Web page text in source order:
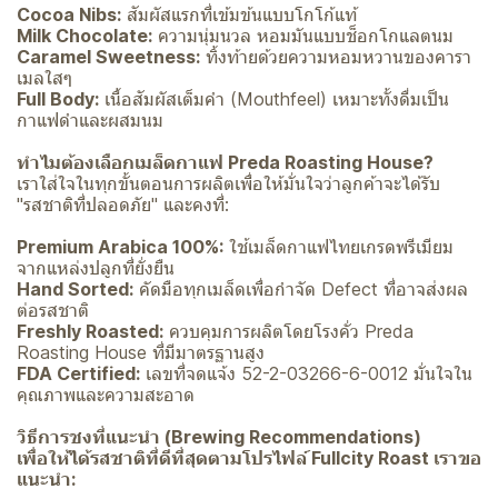
Cocoa Nibs: สัมผัสแรกที่เข้มข้นแบบโกโก้แท้
Milk Chocolate: ความนุ่มนวล หอมมันแบบช็อกโกแลตนม
Caramel Sweetness: ทิ้งท้ายด้วยความหอมหวานของคารา
เมลใสๆ
Full Body: เนื้อสัมผัสเต็มคำ (Mouthfeel) เหมาะทั้งดื่มเป็น
กาแฟดำและผสมนม
ทำไมต้องเลือกเมล็ดกาแฟ Preda Roasting House?
เราใส่ใจในทุกขั้นตอนการผลิตเพื่อให้มั่นใจว่าลูกค้าจะได้รับ
"รสชาติที่ปลอดภัย" และคงที่:
Premium Arabica 100%: ใช้เมล็ดกาแฟไทยเกรดพรีเมียม
จากแหล่งปลูกที่ยั่งยืน
Hand Sorted: คัดมือทุกเมล็ดเพื่อกำจัด Defect ที่อาจส่งผล
ต่อรสชาติ
Freshly Roasted: ควบคุมการผลิตโดยโรงคั่ว Preda
Roasting House ที่มีมาตรฐานสูง
FDA Certified: เลขที่จดแจ้ง 52-2-03266-6-0012 มั่นใจใน
คุณภาพและความสะอาด
วิธีการชงที่แนะนำ (Brewing Recommendations)
เพื่อให้ได้รสชาติที่ดีที่สุดตามโปรไฟล์ Fullcity Roast เราขอ
แนะนำ: